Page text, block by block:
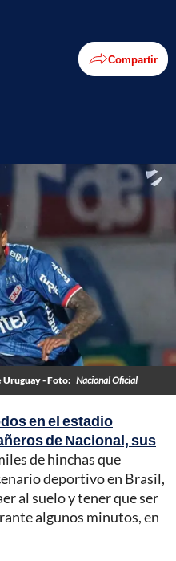
Compartir
Uruguay - Foto: Nacional Oficial
en el estadio
de Nacional, sus
de hinchas que
deportivo en Brasil,
al suelo y tener que ser
algunos minutos, en